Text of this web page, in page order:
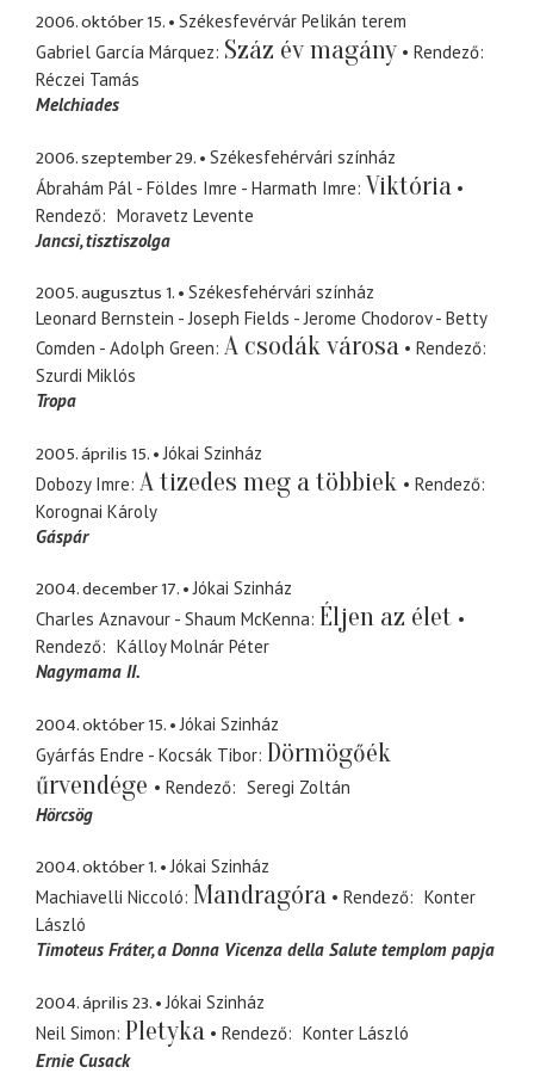
2006. október 15.
Székesfevérvár Pelikán terem
Gabriel García Márquez Száz év magány
Rendező
Réczei Tamás
Melchiades
2006. szeptember 29.
Székesfehérvári színház
Ábrahám Pál - Földes Imre - Harmath Imre Viktória
Rendező
Moravetz Levente
Jancsi tisztiszolga
2005. augusztus 1.
Székesfehérvári színház
Leonard Bernstein - Joseph Fields - Jerome Chodorov - Betty
Comden - Adolph Green A csodák városa
Rendező
Szurdi Miklós
Tropa
2005. április 15.
Jókai Szinház
Dobozy Imre A tizedes meg a többiek
Rendező
Korognai Károly
Gáspár
2004. december 17.
Jókai Szinház
Charles Aznavour - Shaum McKenna Éljen az élet
Rendező
Kálloy Molnár Péter
Nagymama II.
2004. október 15.
Jókai Szinház
Gyárfás Endre - Kocsák Tibor Dörmögőék
űrvendége
Rendező
Seregi Zoltán
Hörcsög
2004. október 1.
Jókai Szinház
Machiavelli Niccoló Mandragóra Rendező
Konter
László
Timoteus Fráter a Donna Vicenza della Salute templom papja
2004. április 23.
Jókai Szinház
Neil Simon Pletyka Rendező
Konter László
Ernie Cusack